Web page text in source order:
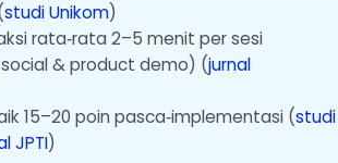
studi Unikom)
rata‑rata 2–5 menit per sesi
& product demo) (jurnal
15–20 poin pasca‑implementasi (studi
JPTI)